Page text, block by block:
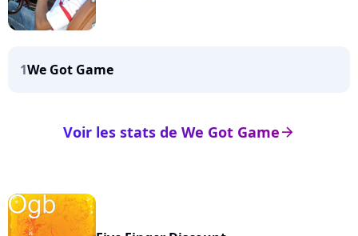
1We Got Game
arrow_right
Voir les stats de We Got Game